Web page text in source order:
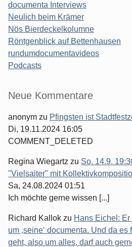
documenta Interviews
Neulich beim Krämer
Nös Bierdeckelkolumne
Röntgenblick auf Bettenhausen
rundumdocumentavideos
Podcasts
Seitenleiste
Neue Kommentare
anonym zu Pfingsten ist
Di, 19.11.2024 16:05
COMMENT_DELETED
Regina Wiegartz zu So. 14.9.
"Vielsaiter" mit
Sa, 24.08.2024 01:51
Ich möchte gerne wissen [...]
Richard Kallok zu Hans Eichel:
um ‚seine‘ documenta. Und da
geht, also um alles, darf auch